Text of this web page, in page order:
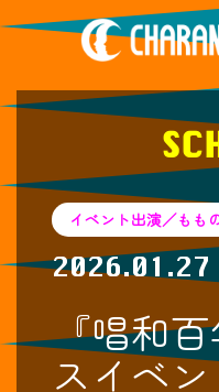
イベント出演／もも
2026.01.27
『唱和
スイベ